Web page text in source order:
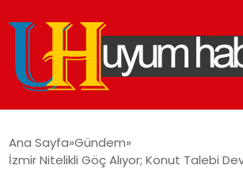
Ana Sayfa Gündem
İzmir Nitelikli Göç Alıyor; Konut Talebi